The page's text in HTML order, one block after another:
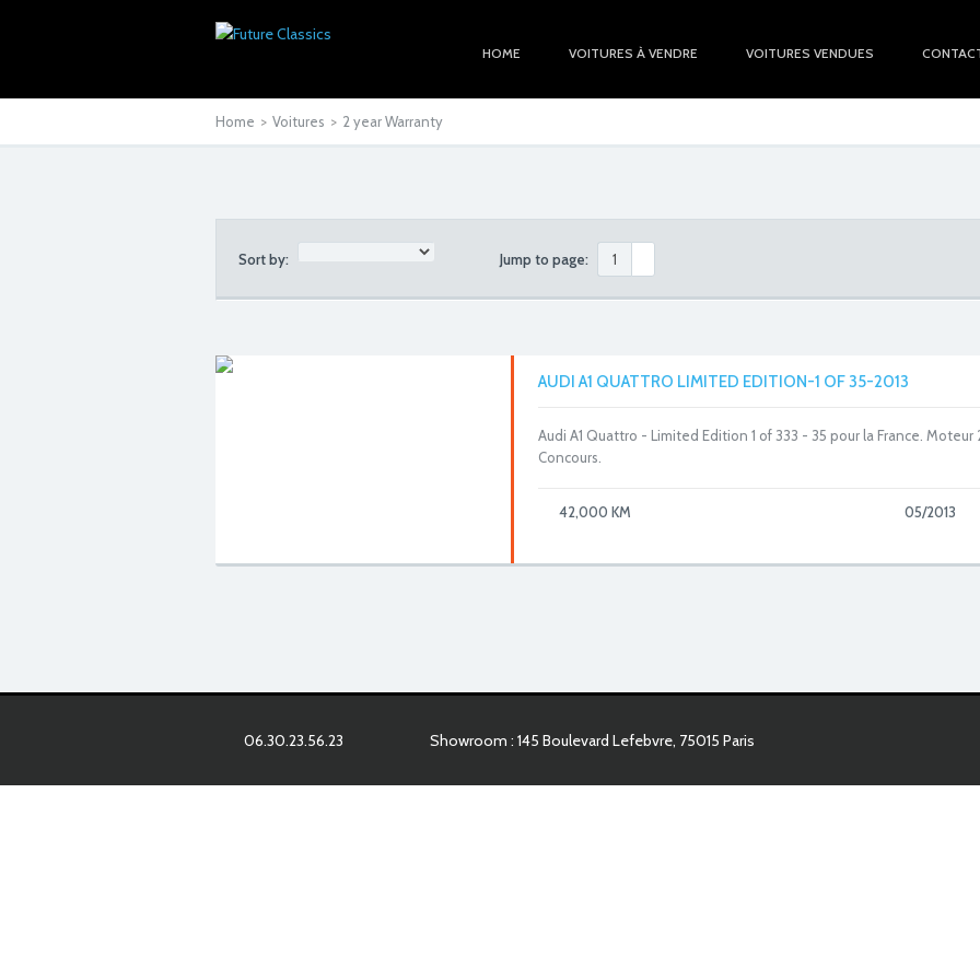
HOME VOITURES À VENDRE VOITURES VENDUES
Home > Voitures > 2 year Warranty
Sort by: Jump to page:
AUDI A1 QUATTRO LIMITED EDITION-1 OF 35-2013
Audi A1 Quattro - Limited Edition 1 of 333 - 35 pour la France.
Concours.
42,000 KM 05/2013
06.30.23.56.23 Showroom : 145 Boulevard Lefebvre, 75015 Paris